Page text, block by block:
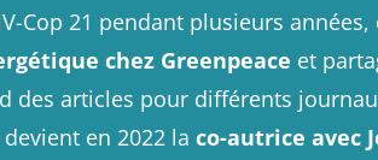
Cop 21 pendant plusieurs années,
chez Greenpeace et
des articles pour différents
en 2022 la co-autrice avec